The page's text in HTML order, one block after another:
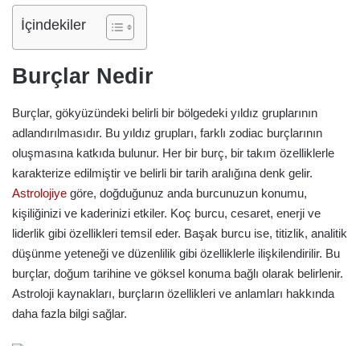
İçindekiler
Burçlar Nedir
Burçlar, gökyüzündeki belirli bir bölgedeki yıldız gruplarının
adlandırılmasıdır. Bu yıldız grupları, farklı zodiac burçlarının
oluşmasına katkıda bulunur. Her bir burç, bir takım özelliklerle
karakterize edilmiştir ve belirli bir tarih aralığına denk gelir.
Astrolojiye göre, doğduğunuz anda burcunuzun konumu,
kişiliğinizi ve kaderinizi etkiler. Koç burcu, cesaret, enerji ve
liderlik gibi özellikleri temsil eder. Başak burcu ise, titizlik, analitik
düşünme yeteneği ve düzenlilik gibi özelliklerle ilişkilendirilir. Bu
burçlar, doğum tarihine ve göksel konuma bağlı olarak belirlenir.
Astroloji kaynakları, burçların özellikleri ve anlamları hakkında
daha fazla bilgi sağlar.